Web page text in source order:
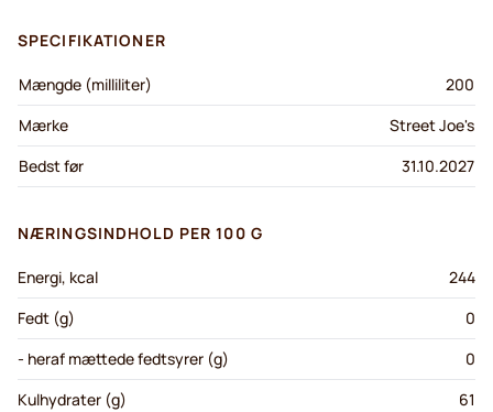
SPECIFIKATIONER
Mængde (milliliter)
200
Mærke
Street Joe's
Bedst før
31.10.2027
NÆRINGSINDHOLD PER 100 G
Energi, kcal
244
Fedt (g)
0
- heraf mættede fedtsyrer (g)
0
Kulhydrater (g)
61